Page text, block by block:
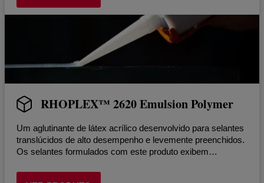
RHOPLEX™ 2620 Emulsion Polymer
Um aglutinante de látex acrílico desenvolvido para selantes
translúcidos de alto desempenho e levemente preenchidos.
Os selantes formulados com este produto exibem
adesão excepcional.